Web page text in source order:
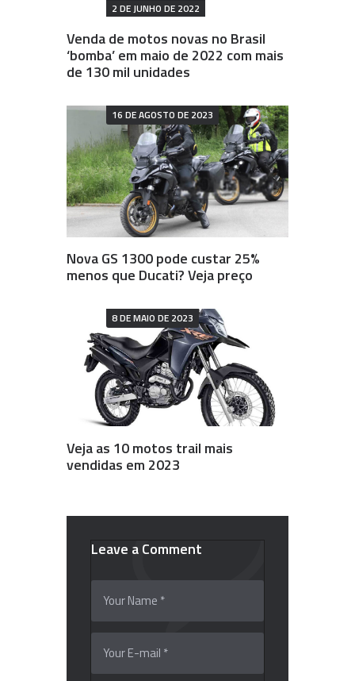
2 DE JUNHO DE 2022
Venda de motos novas no Brasil
‘bomba’ em maio de 2022 com mais
de 130 mil unidades
16 DE AGOSTO DE 2023
Nova GS 1300 pode custar 25%
menos que Ducati? Veja preço
8 DE MAIO DE 2023
Veja as 10 motos trail mais
vendidas em 2023
Leave a Comment